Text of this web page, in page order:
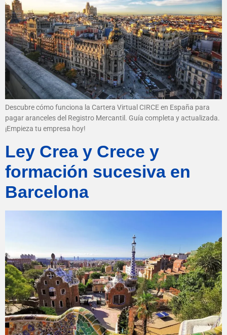
Descubre cómo funciona la Cartera Virtual CIRCE en España para
pagar aranceles del Registro Mercantil. Guía completa y actualizada.
¡Empieza tu empresa hoy!
Ley Crea y Crece y
formación sucesiva en
Barcelona